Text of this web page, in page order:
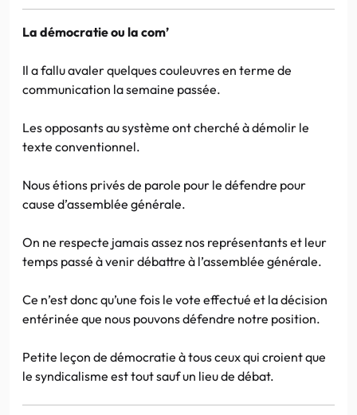
La démocratie ou la com’
Il a fallu avaler quelques couleuvres en terme de
communication la semaine passée.
Les opposants au système ont cherché à démolir le
texte conventionnel.
Nous étions privés de parole pour le défendre pour
cause d’assemblée générale.
On ne respecte jamais assez nos représentants et leur
temps passé à venir débattre à l’assemblée générale.
Ce n’est donc qu’une fois le vote effectué et la décision
entérinée que nous pouvons défendre notre position.
Petite leçon de démocratie à tous ceux qui croient que
le syndicalisme est tout sauf un lieu de débat.